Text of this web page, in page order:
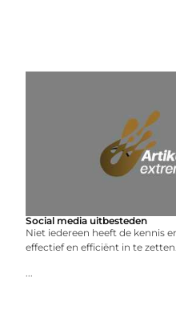
Social media uitbesteden
Niet iedereen heeft de kennis
effectief en efficiënt in te
...